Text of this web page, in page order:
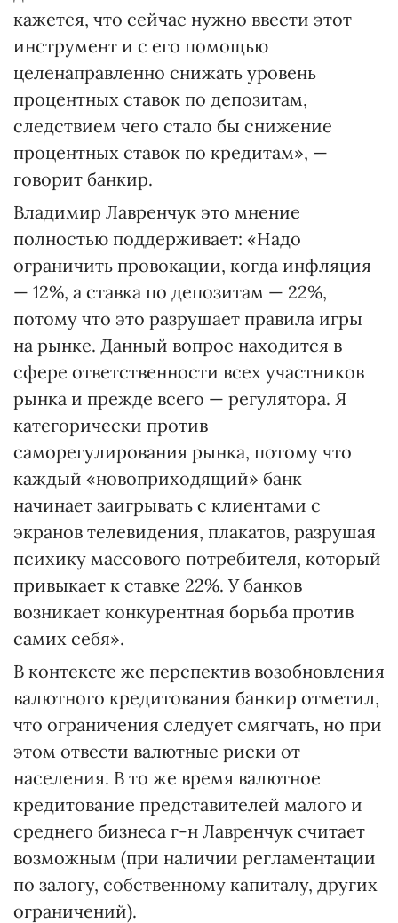
кажется, что сейчас нужно ввести этот
инструмент и с его помощью
целенаправленно снижать уровень
процентных ставок по депозитам,
следствием чего стало бы снижение
процентных ставок по кредитам», —
говорит банкир.
Владимир Лавренчук это мнение
полностью поддерживает: «Надо
ограничить провокации, когда инфляция
— 12%, а ставка по депозитам — 22%,
потому что это разрушает правила игры
на рынке. Данный вопрос находится в
сфере ответственности всех участников
рынка и прежде всего — регулятора. Я
категорически против
саморегулирования рынка, потому что
каждый «новоприходящий» банк
начинает заигрывать с клиентами с
экранов телевидения, плакатов, разрушая
психику массового потребителя, который
привыкает к ставке 22%. У банков
возникает конкурентная борьба против
самих себя».
В контексте жe перспектив возобновления
валютного кредитования банкир отметил,
что ограничения следует смягчать, но при
этом отвести валютные риски от
населения. В то же время валютное
кредитование представителей малого и
среднего бизнеса г-н Лавренчук считает
возможным (при наличии регламентации
по залогу, собственному капиталу, других
ограничений).